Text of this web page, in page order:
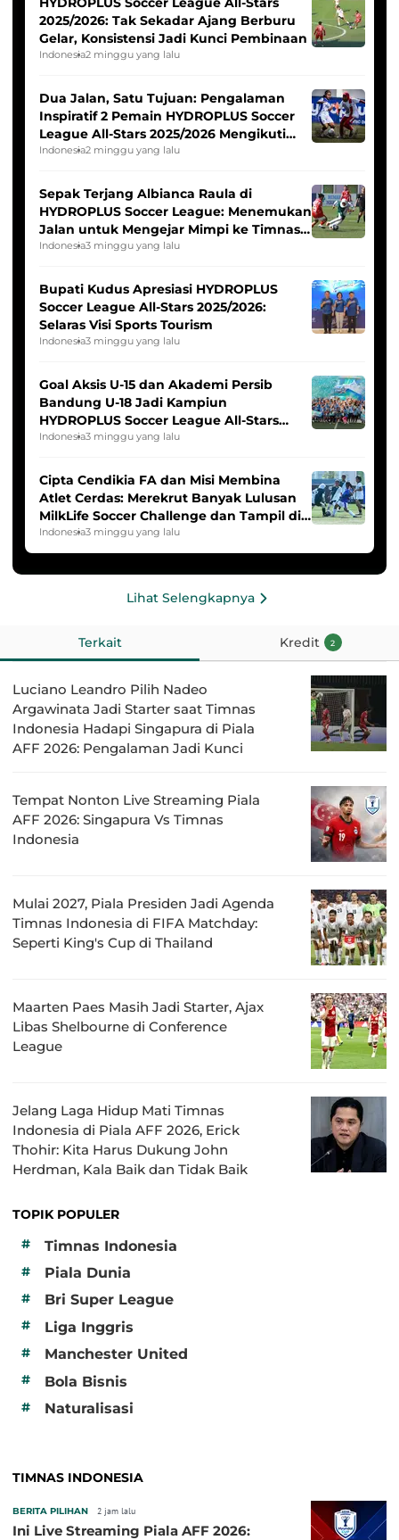
2025/2026: Tak Sekadar Ajang Berburu
Gelar, Konsistensi Jadi Kunci Pembinaan
Indonesia2 minggu yang lalu
Dua Jalan, Satu Tujuan: Pengalaman
Inspiratif 2 Pemain HYDROPLUS Soccer
League All-Stars 2025/2026 Mengikuti
Seleksi Timnas Indonesia Putri
Indonesia2 minggu yang lalu
Sepak Terjang Albianca Raula di
HYDROPLUS Soccer League: Menemukan
Jalan untuk Mengejar Mimpi ke Timnas
Indonesia Putri
Indonesia3 minggu yang lalu
Bupati Kudus Apresiasi HYDROPLUS
Soccer League All-Stars 2025/2026:
Selaras Visi Sports Tourism
Indonesia3 minggu yang lalu
Goal Aksis U-15 dan Akademi Persib
Bandung U-18 Jadi Kampiun
HYDROPLUS Soccer League All-Stars
2025/2026
Indonesia3 minggu yang lalu
Cipta Cendikia FA dan Misi Membina
Atlet Cerdas: Merekrut Banyak Lulusan
MilkLife Soccer Challenge dan Tampil di
HYDROPLUS Soccer League
Indonesia3 minggu yang lalu
Lihat Selengkapnya
Terkait Kredit 2
Luciano Leandro Pilih Nadeo
Argawinata Jadi Starter saat Timnas
Indonesia Hadapi Singapura di Piala
AFF 2026: Pengalaman Jadi Kunci
Tempat Nonton Live Streaming Piala
AFF 2026: Singapura Vs Timnas
Indonesia
Mulai 2027, Piala Presiden Jadi Agenda
Timnas Indonesia di FIFA Matchday:
Seperti King's Cup di Thailand
Maarten Paes Masih Jadi Starter, Ajax
Libas Shelbourne di Conference
League
Jelang Laga Hidup Mati Timnas
Indonesia di Piala AFF 2026, Erick
Thohir: Kita Harus Dukung John
Herdman, Kala Baik dan Tidak Baik
TOPIK POPULER
#
Timnas Indonesia
# Piala Dunia
# Bri Super League
# Liga Inggris
# Manchester United
# Bola Bisnis
# Naturalisasi
TIMNAS INDONESIA
BERITA PILIHAN 2 jam lalu
Ini Live Streaming Piala AFF 2026: